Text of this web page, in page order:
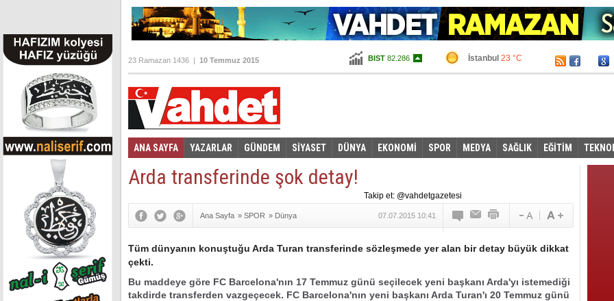
BIST 82.286
Altın100,153
İstanbul 23 °C
Ankara20 °C
23 Ramazan 1436 | 10 Temmuz 2015
ANA SAYFA YAZARLAR GÜNDEM SİYASET DÜNYA EKONOMİ SPOR MEDYA SAĞLIK EĞİTİM
Foto Galeri Video Galeri
Arda transferinde şok detay!
Ana Sayfa » SPOR » Dünya 07.07.2015 10:41
Tüm dünyanın konuştuğu Arda Turan transferinde sözleşmede yer alan bir detay büyük dikkat
çekti.
Bu maddeye göre FC Barcelona'nın 17 Temmuz günü seçilecek yeni başkanı Arda'yı istemediği
takdirde transferden vazgeçecek. FC Barcelona'nın yeni başkanı Arda Turan'ı 20 Temmuz günü
Takip et: @vahdetgazetesi